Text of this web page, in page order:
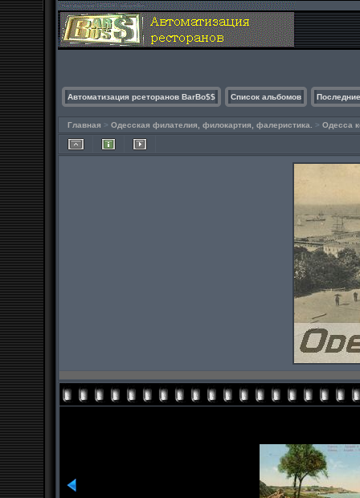
Автоматизация рсеторанов BarBo$$ Список альбомов
Главная > Одесская филателия, филокартия, фалеристика. > Одесса